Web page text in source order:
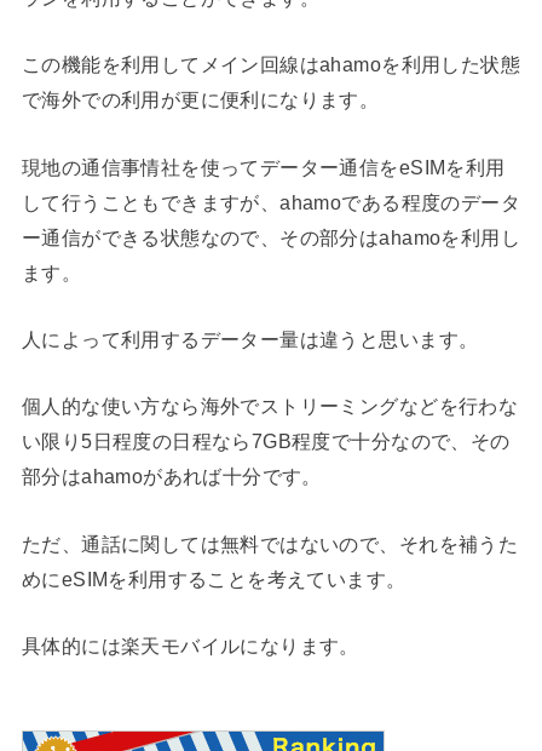
この機能を利用してメイン回線はahamoを利用した状態
で海外での利用が更に便利になります。
現地の通信事情社を使ってデーター通信をeSIMを利用
して行うこともできますが、ahamoである程度のデータ
ー通信ができる状態なので、その部分はahamoを利用し
ます。
人によって利用するデーター量は違うと思います。
個人的な使い方なら海外でストリーミングなどを行わな
い限り5日程度の日程なら7GB程度で十分なので、その
部分はahamoがあれば十分です。
ただ、通話に関しては無料ではないので、それを補うた
めにeSIMを利用することを考えています。
具体的には楽天モバイルになります。